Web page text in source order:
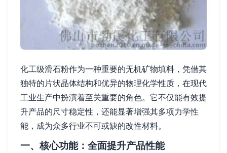
化工级滑石粉作为一种重要的无机矿物填料，凭借其
独特的片状晶体结构和优异的物理化学性质，在现代
工业生产中扮演着至关重要的角色。它不仅能有效提
升产品的尺寸稳定性，还能显著增强其多项力学性
能，成为众多行业不可或缺的改性材料。
一、核心功能：全面提升产品性能